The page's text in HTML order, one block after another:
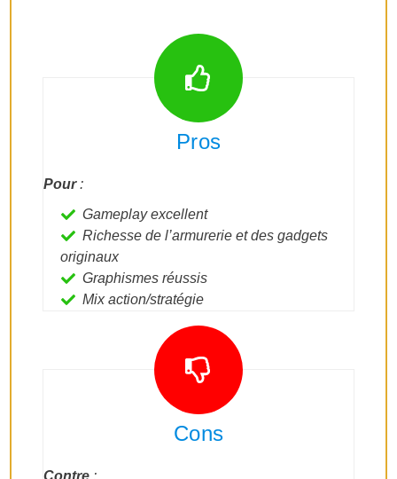
Pros
Pour:
Gameplay excellent
Richesse de l’armurerie et des gadgets
originaux
Graphismes réussis
Mix action/stratégie
Cons
Contre :